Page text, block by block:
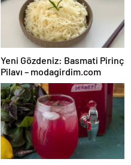
Yeni Gözdeniz: Basmati Pirinç
Pilavı – modagirdim.com